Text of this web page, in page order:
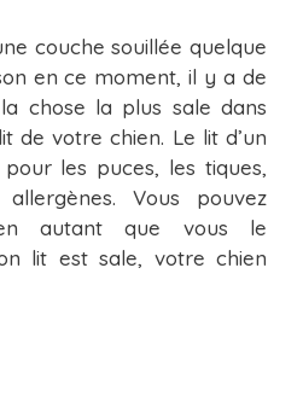
couche souillée quelque
en ce moment, il y a de
chose la plus sale dans
de votre chien. Le lit d’un
les puces, les tiques,
Vous pouvez
autant que vous le
lit est sale, votre chien